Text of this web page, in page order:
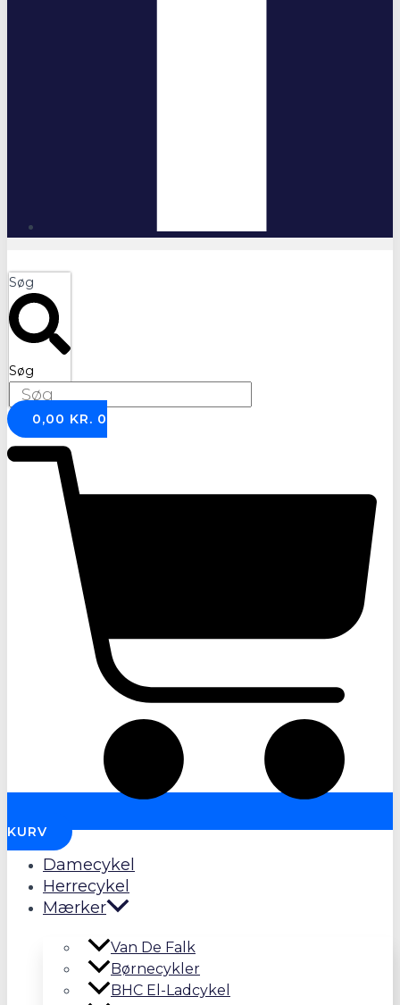
Søg
Søg
0,00 KR. 0
KURV
Damecykel
Herrecykel
Mærker
Van De Falk
Børnecykler
BHC El-Ladcykel